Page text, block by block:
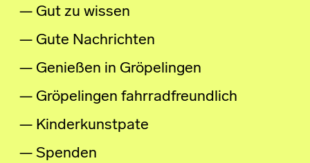
Gut zu wissen
Gute Nachrichten
Genießen in Gröpelingen
Gröpelingen fahrradfreundlich
Kinderkunstpate
Spenden